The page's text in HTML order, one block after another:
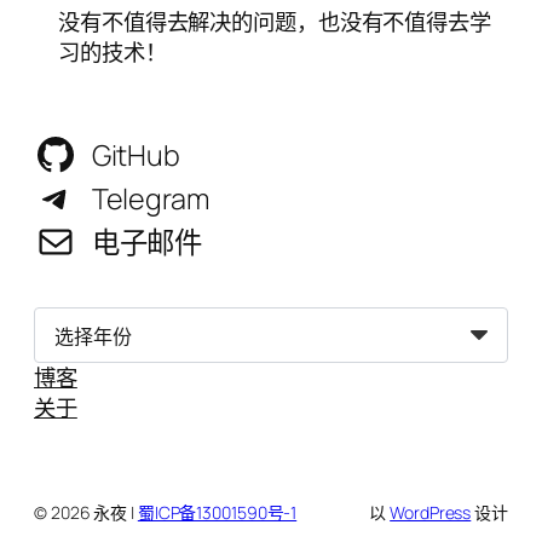
没有不值得去解决的问题，也没有不值得去学
习的技术！
GitHub
Telegram
电子邮件
归
档
博客
关于
© 2026 永夜 | 蜀ICP备13001590号-1 以WordPress设计